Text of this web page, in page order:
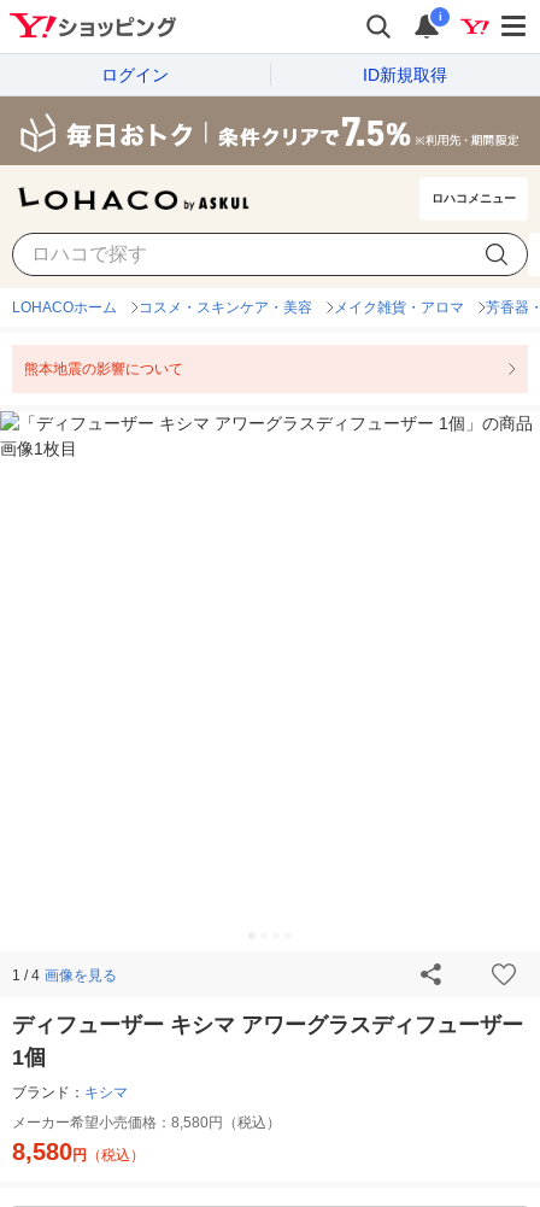
i
ログイン ID新規取得
ロハコメニュー
LOHACOホーム コスメ・スキンケア・美容 メイク雑貨・アロマ 芳香器
熊本地震の影響について
1 / 4 画像を見る
ディフューザー キシマ アワーグラスディフューザー
1個
ブランド： キシマ
メーカー希望小売価格： 8,580円（税込）
8,580円 （税込）